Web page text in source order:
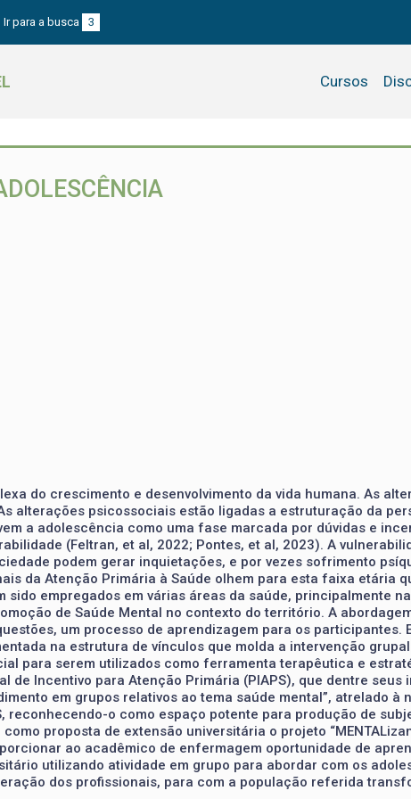
Ir para a busca 3
Cursos
do crescimento e desenvolvimento da vida humana. As
alterações psicossociais estão ligadas a estruturação da
a adolescência como uma fase marcada por dúvidas e
(Feltran, et al, 2022; Pontes, et al, 2023). A
podem gerar inquietações, e por vezes sofrimento
da Atenção Primária à Saúde olhem para esta faixa etária
sido empregados em várias áreas da saúde, principalmente
de Saúde Mental no contexto do território. A
um processo de aprendizagem para os
na estrutura de vínculos que molda a intervenção
para serem utilizados como ferramenta terapêutica e
de Incentivo para Atenção Primária (PIAPS), que dentre
em grupos relativos ao tema saúde mental”, atrelado
reconhecendo-o como espaço potente para produção de
proposta de extensão universitária o projeto
ao acadêmico de enfermagem oportunidade de
utilizando atividade em grupo para abordar com os
dos profissionais, para com a população referida